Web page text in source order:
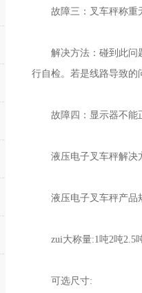
故障三：叉车秤称重
解决方法：碰到此问题
行自检。若是线路导致的
故障四：显示器不能
液压电子叉车秤解决方
液压电子叉车秤产品
zui大称量:1吨2吨2.5
可选尺寸: